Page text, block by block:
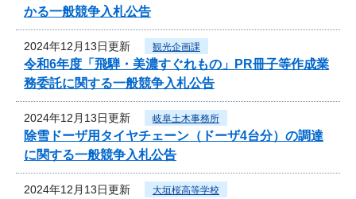
かる一般競争入札公告
2024年12月13日更新 観光企画課
令和6年度「飛騨・美濃すぐれもの」PR冊子等作成業
務委託に関する一般競争入札公告
2024年12月13日更新 岐阜土木事務所
除雪ドーザ用タイヤチェーン（ドーザ4台分）の調達
に関する一般競争入札公告
2024年12月13日更新 大垣桜高等学校